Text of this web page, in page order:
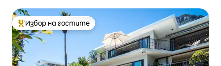
Най-популярен избор на гостите
Избор на гостите